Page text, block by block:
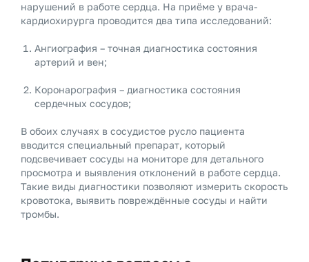
нарушений в работе сердца. На приёме у врача-
кардиохирурга проводится два типа исследований:
Ангиография – точная диагностика состояния
артерий и вен;
Коронарография – диагностика состояния
сердечных сосудов;
В обоих случаях в сосудистое русло пациента
вводится специальный препарат, который
подсвечивает сосуды на мониторе для детального
просмотра и выявления отклонений в работе сердца.
Такие виды диагностики позволяют измерить скорость
кровотока, выявить повреждённые сосуды и найти
тромбы.